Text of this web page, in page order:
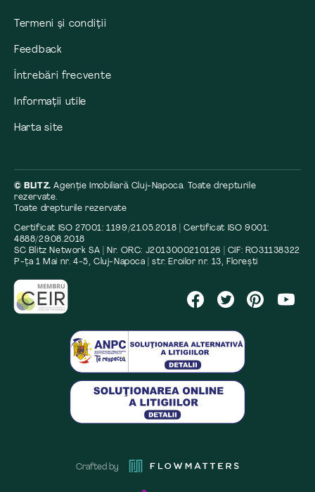
Termeni și condiții
Feedback
Întrebări frecvente
Informații utile
Harta site
© BLITZ.Agenție Imobiliară Cluj-Napoca. Toate drepturile
rezervate.
Toate drepturile rezervate
Certificat ISO 27001: 1199/21.05.2018 | Certificat ISO 9001:
4888/29.08.2018
SC Blitz Network SA | Nr. ORC: J2013000210126 | CIF: RO31138322
P-ța 1 Mai nr. 4-5, Cluj-Napoca | str. Eroilor nr. 13, Florești
Crafted by